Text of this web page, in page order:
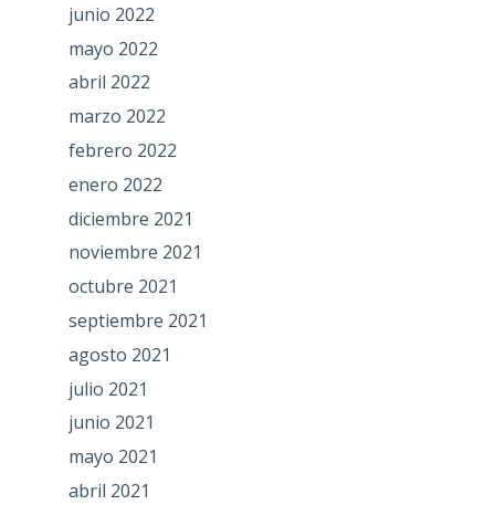
junio 2022
mayo 2022
abril 2022
marzo 2022
febrero 2022
enero 2022
diciembre 2021
noviembre 2021
octubre 2021
septiembre 2021
agosto 2021
julio 2021
junio 2021
mayo 2021
abril 2021